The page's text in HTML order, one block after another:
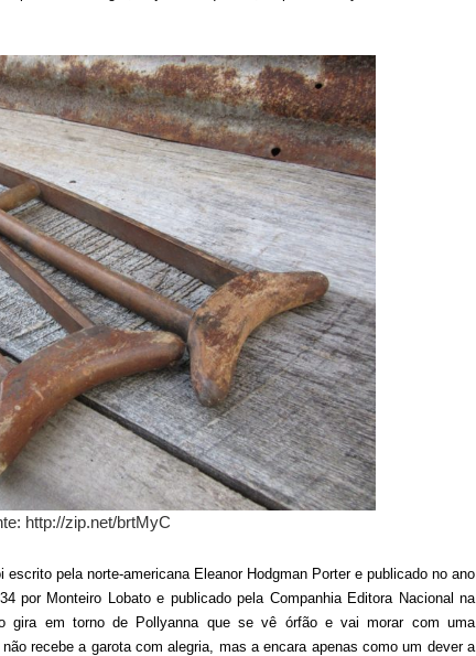
http://zip.net/brtMyC
pela norte-americana Eleanor Hodgman Porter e publicado no ano
por Monteiro Lobato e publicado pela Companhia Editora Nacional na
gira em torno de Pollyanna quese vê órfão e vai morar com uma
recebe a garotacom alegria, mas a encara apenas como um dever a